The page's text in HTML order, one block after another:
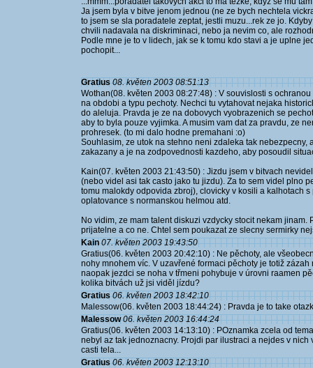
Ja jsem byla v bitve jenom jednou (ne ze bych nechtela
to jsem se sla poradatele zeptat, jestli muzu...rek ze jo.
chvili nadavala na diskriminaci, nebo ja nevim co, ale
Podle mne je to v lidech, jak se k tomu kdo stavi a je uplne
pochopit...
Gratius 08. květen 2003 08:51:13
Wothan(08. květen 2003 08:27:48) : V souvislosti s
na obdobi a typu pechoty. Nechci tu vytahovat nejaka
do aleluja. Pravda je ze na dobovych vyobrazenich se
aby to byla pouze vyjimka. A musim vam dat za pravdu, ze
prohresek. (to mi dalo hodne premahani :o)
Souhlasim, ze utok na stehno neni zdaleka tak
zakazany a je na zodpovednosti kazdeho, aby posoudil
Kain(07. květen 2003 21:43:50) : Jizdu jsem v bitvach
(nebo videl asi tak casto jako tu jizdu). Za to sem videl plno
tomu malokdy odpovida zbroj), clovicky v kosili a kalhotach
oplatovance s normanskou helmou atd.
No vidim, ze mam talent diskuzi vzdycky stocit nekam
prijatelne a co ne. Chtel sem poukazat ze slecny sermirky
Kain 07. květen 2003 19:43:50
Gratius(06. květen 2003 20:42:10) : Ne pěchoty, ale
nohy mnohem víc. V uzavřené formaci pěchoty je totiž
naopak jezdci se noha v třmeni pohybuje v úrovni raamen
kolika bitvách už jsi viděl jízdu?
Gratius 06. květen 2003 18:42:10
Malessow(06. květen 2003 18:44:24) : Pravda je to take
Malessow 06. květen 2003 16:44:24
Gratius(06. květen 2003 14:13:10) : POznamka zcela od
nebyl az tak jednoznacny. Projdi par ilustraci a nejdes v
casti tela...
Gratius 06. květen 2003 12:13:10